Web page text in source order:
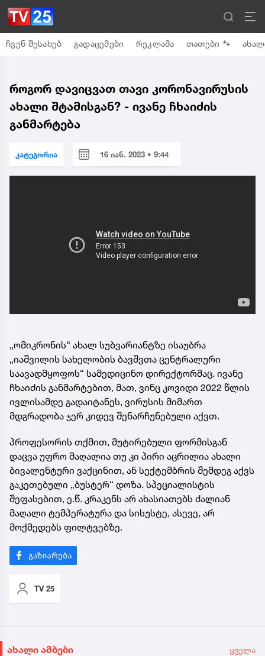
ჩვენ შესახებ გადაცემები რეკლამა თათები 🐾
როგორ დავიცვათ თავი კორონავირუსის
ახალი შტამისგან? - ივანე ჩხაიძის
განმარტება
კატეგორია 16 იან. 2023 • 9:44
„ომიკრონის“ ახალ სუბვარიანტზე ისაუბრა
„იაშვილის სახელობის ბავშვთა ცენტრალური
საავადმყოფოს“ სამედიცინო დირექტორმაც. ივანე
ჩხაიძის განმარტებით, მათ, ვინც კოვიდი 2022 წლის
ივლისამდე გადაიტანეს, ვირუსის მიმართ
მდგრადობა ჯერ კიდევ შენარჩუნებული აქვთ.
პროფესორის თქმით, მუტირებული ფორმისგან
დაცვა უფრო მაღალია თუ კი პირი აცრილია ახალი
ბივალენტური ვაქცინით, ან სექტემბრის შემდეგ აქვს
გაკეთებული „ბუსტერ“ დოზა. სპეციალისტის
შეფასებით, ე.წ. კრაკენს არ ახასიათებს ძალიან
მაღალი ტემპერატურა და სისუსტე, ასევე, არ
მოქმედებს ფილტვებზე.
TV 25
ახალი ამბები ყველა